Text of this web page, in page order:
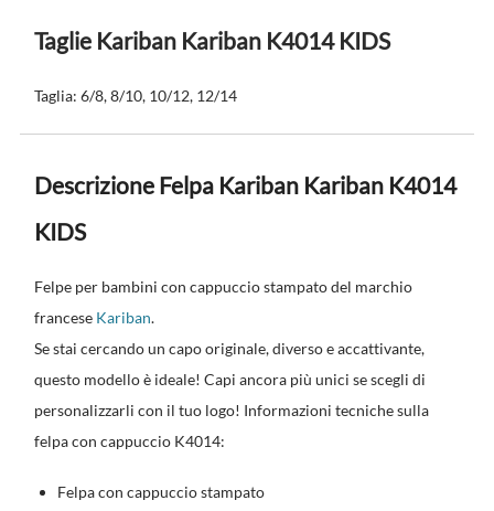
Taglie Kariban Kariban K4014 KIDS
Taglia: 6/8, 8/10, 10/12, 12/14
Descrizione Felpa Kariban Kariban K4014
KIDS
Felpe per bambini con cappuccio stampato del marchio
francese Kariban.
Se stai cercando un capo originale, diverso e accattivante,
questo modello è ideale! Capi ancora più unici se scegli di
personalizzarli con il tuo logo! Informazioni tecniche sulla
felpa con cappuccio K4014:
Felpa con cappuccio stampato